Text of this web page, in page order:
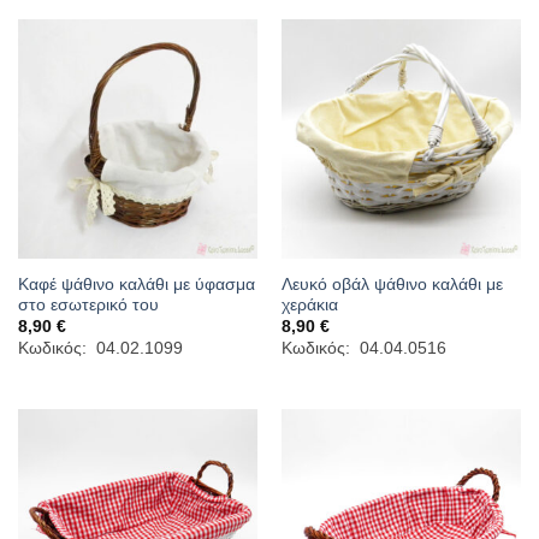
Καφέ ψάθινο καλάθι με ύφασμα
στο εσωτερικό του
8,90 €
Κωδικός: 04.02.1099
Λευκό οβάλ ψάθινο καλάθι με
χεράκια
8,90 €
Κωδικός: 04.04.0516